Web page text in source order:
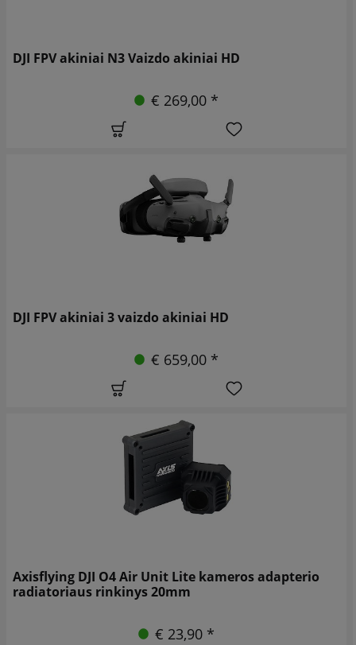
DJI FPV akiniai N3 Vaizdo akiniai HD
€ 269,00 *
DJI FPV akiniai 3 vaizdo akiniai HD
€ 659,00 *
Axisflying DJI O4 Air Unit Lite kameros adapterio
radiatoriaus rinkinys 20mm
€ 23,90 *